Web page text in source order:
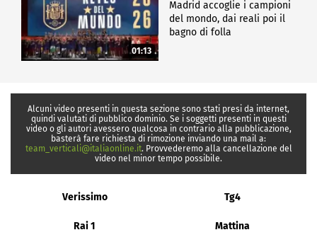
01:13
Madrid accoglie i campioni
del mondo, dai reali poi il
bagno di folla
Alcuni video presenti in questa sezione sono stati presi da internet,
quindi valutati di pubblico dominio. Se i soggetti presenti in questi
video o gli autori avessero qualcosa in contrario alla pubblicazione,
basterà fare richiesta di rimozione inviando una mail a:
team_verticali@italiaonline.it. Provvederemo alla cancellazione del
video nel minor tempo possibile.
Verissimo Tg4
Rai 1 Mattina